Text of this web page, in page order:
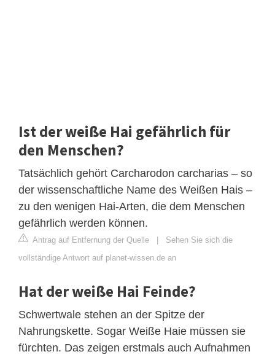
Ist der weiße Hai gefährlich für
den Menschen?
Tatsächlich gehört Carcharodon carcharias – so
der wissenschaftliche Name des Weißen Hais –
zu den wenigen Hai-Arten, die dem Menschen
gefährlich werden können.
Antrag auf Entfernung der Quelle | Sehen Sie sich die
vollständige Antwort auf planet-wissen.de an
Hat der weiße Hai Feinde?
Schwertwale stehen an der Spitze der
Nahrungskette. Sogar Weiße Haie müssen sie
fürchten. Das zeigen erstmals auch Aufnahmen